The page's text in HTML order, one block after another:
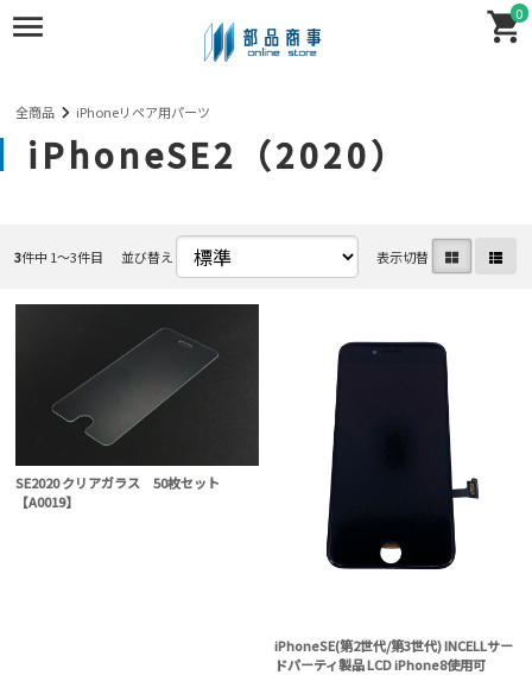
0
全商品 iPhoneリペア用パーツ
iPhoneSE2（2020）
3件中 1〜3件目 並び替え 表示切替
SE2020 クリアガラス 50枚セット
【A0019】
iPhoneSE(第2世代/第3世代) INCELLサー
ドパーティ製品 LCD iPhone8使用可